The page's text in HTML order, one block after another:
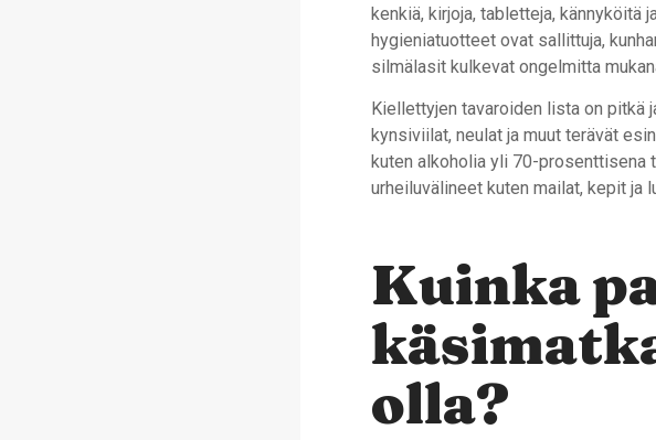
kenkiä, kirjoja, tabletteja,
hygieniatuotteet ovat sallittuja,
silmälasit kulkevat ongelmitta
Kiellettyjen tavaroiden lista on pitkä
kynsiviilat, neulat ja muut terävät
kuten alkoholia yli 70-prosenttisena
urheiluvälineet kuten mailat, kepit ja
Kuinka
olla?